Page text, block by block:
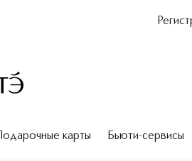
Подарочные карты Бьюти-сервисы